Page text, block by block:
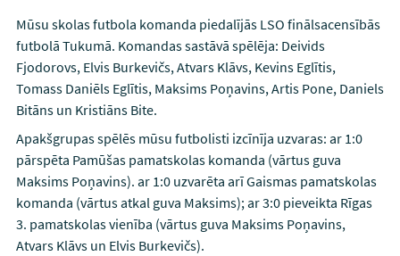
Mūsu skolas futbola komanda piedalījās LSO finālsacensībās
futbolā Tukumā. Komandas sastāvā spēlēja: Deivids
Fjodorovs, Elvis Burkevičs, Atvars Klāvs, Kevins Eglītis,
Tomass Daniēls Eglītis, Maksims Poņavins, Artis Pone, Daniels
Bitāns un Kristiāns Bite.
Apakšgrupas spēlēs mūsu futbolisti izcīnīja uzvaras: ar 1:0
pārspēta Pamūšas pamatskolas komanda (vārtus guva
Maksims Poņavins). ar 1:0 uzvarēta arī Gaismas pamatskolas
komanda (vārtus atkal guva Maksims); ar 3:0 pieveikta Rīgas
3. pamatskolas vienība (vārtus guva Maksims Poņavins,
Atvars Klāvs un Elvis Burkevičs).